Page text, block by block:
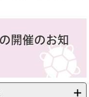
開催のお知